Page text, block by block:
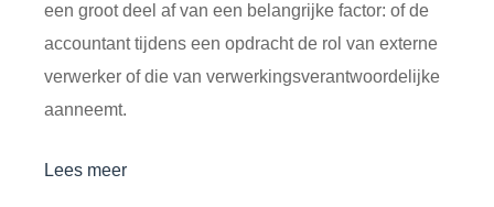
een groot deel af van een belangrijke factor: of de
accountant tijdens een opdracht de rol van externe
verwerker of die van verwerkingsverantwoordelijke
aanneemt.
Lees meer